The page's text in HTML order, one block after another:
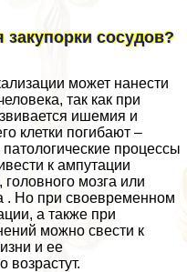
сосудов?
может нанести
так как при
ишемия и
клетки погибают –
процессы
к ампутации
головного мозга или
. Но при своевременном
а также при
можно свести к
и ее
возрастут.